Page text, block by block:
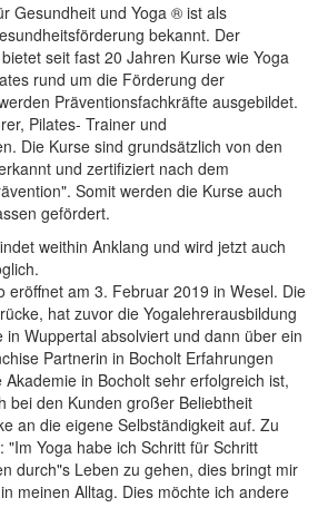
Gesundheit und Yoga ® ist als
bekannt. Der
seit fast 20 Jahren Kurse wie Yoga
rund um die Förderung der
Präventionsfachkräfte ausgebildet.
Pilates- Trainer und
Die Kurse sind grundsätzlich von den
und zertifiziert nach dem
Somit werden die Kurse auch
gefördert.
weithin Anklang und wird jetzt auch
eröffnet am 3. Februar 2019 in Wesel. Die
hat zuvor die Yogalehrerausbildung
in Wuppertal absolviert und dann über ein
Partnerin in Bocholt Erfahrungen
in Bocholt sehr erfolgreich ist,
bei den Kunden großer Beliebtheit
an die eigene Selbständigkeit auf. Zu
"Im Yoga habe ich Schritt für Schritt
durch"s Leben zu gehen, dies bringt mir
meinen Alltag. Dies möchte ich andere